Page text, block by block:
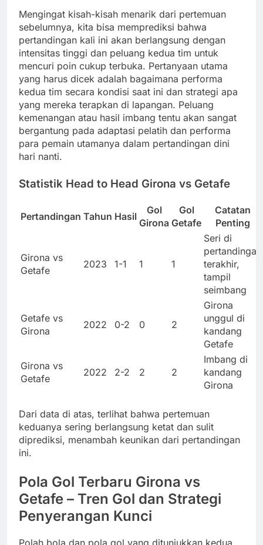
Mengingat kisah-kisah menarik dari pertemuan
sebelumnya, kita bisa memprediksi bahwa
pertandingan kali ini akan berlangsung dengan
intensitas tinggi dan peluang kedua tim untuk
mencuri poin cukup terbuka. Pertanyaan utama
yang harus dicek adalah bagaimana performa
kedua tim secara kondisi saat ini dan strategi apa
yang mereka terapkan di lapangan. Peluang
kemenangan atau hasil imbang tentu akan sangat
bergantung pada adaptasi pelatih dan performa
para pemain utamanya dalam pertandingan dini
hari nanti.
Statistik Head to Head Girona vs Getafe
Pertandingan Tahun Hasil
Gol
Girona
Gol
Getafe
Catatan
Penting
Girona vs
Getafe
2023 1-1 1 1
Seri di
pertandingan
terakhir,
tampil
seimbang
Getafe vs
Girona
2022 0-2 0 2
Girona
unggul di
kandang
Getafe
Girona vs
Getafe
2022 2-2 2 2
Imbang di
kandang
Girona
Dari data di atas, terlihat bahwa pertemuan
keduanya sering berlangsung ketat dan sulit
diprediksi, menambah keunikan dari pertandingan
ini.
Pola Gol Terbaru Girona vs
Getafe – Tren Gol dan Strategi
Penyerangan Kunci
Polah bola dan pola gol yang ditunjukkan kedua